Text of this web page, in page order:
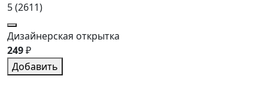
5(2611)
Дизайнерская открытка
249₽
Добавить